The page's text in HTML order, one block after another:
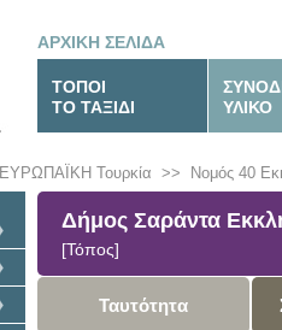
ΑΡΧΙΚΗ ΣΕΛΙΔΑ
ΤΟΠΟΙ
ΤΟ ΤΑΞΙΔΙ
ΥΛΙΚΟ
ΕΥΡΩΠΑΪΚΗ Τουρκία >> Νομός 40
Δήμος Σαράντα
[Τόπος]
Ταυτότητα